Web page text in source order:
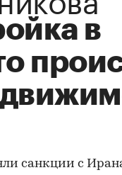
в
санкции с